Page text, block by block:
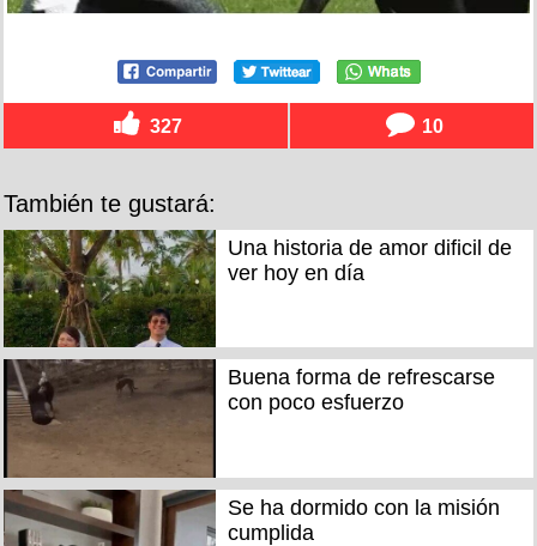
327 10
También te gustará:
Una historia de amor dificil de
ver hoy en día
Buena forma de refrescarse
con poco esfuerzo
Se ha dormido con la misión
cumplida